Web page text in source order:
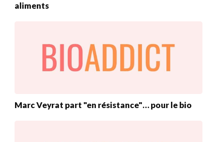
aliments
Marc Veyrat part "en résistance"… pour le bio